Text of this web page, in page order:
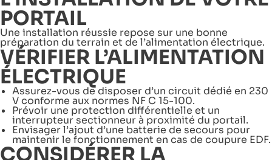
PORTAIL
Une installation réussie repose sur une bonne
préparation du terrain et de l’alimentation électrique.
VÉRIFIER L’ALIMENTATION
ÉLECTRIQUE
Assurez-vous de disposer d’un circuit dédié en 230
V conforme aux normes NF C 15-100.
Prévoir une protection différentielle et un
interrupteur sectionneur à proximité du portail.
Envisager l’ajout d’une batterie de secours pour
maintenir le fonctionnement en cas de coupure EDF.
CONSIDÉRER LA